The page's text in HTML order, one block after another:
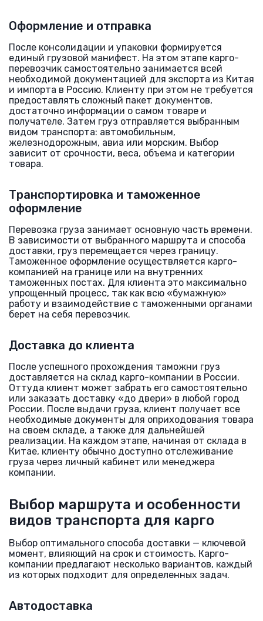
Оформление и отправка
После консолидации и упаковки формируется
единый грузовой манифест. На этом этапе карго-
перевозчик самостоятельно занимается всей
необходимой документацией для экспорта из Китая
и импорта в Россию. Клиенту при этом не требуется
предоставлять сложный пакет документов,
достаточно информации о самом товаре и
получателе. Затем груз отправляется выбранным
видом транспорта: автомобильным,
железнодорожным, авиа или морским. Выбор
зависит от срочности, веса, объема и категории
товара.
Транспортировка и таможенное
оформление
Перевозка груза занимает основную часть времени.
В зависимости от выбранного маршрута и способа
доставки, груз перемещается через границу.
Таможенное оформление осуществляется карго-
компанией на границе или на внутренних
таможенных постах. Для клиента это максимально
упрощенный процесс, так как всю «бумажную»
работу и взаимодействие с таможенными органами
берет на себя перевозчик.
Доставка до клиента
После успешного прохождения таможни груз
доставляется на склад карго-компании в России.
Оттуда клиент может забрать его самостоятельно
или заказать доставку «до двери» в любой город
России. После выдачи груза, клиент получает все
необходимые документы для оприходования товара
на своем складе, а также для дальнейшей
реализации. На каждом этапе, начиная от склада в
Китае, клиенту обычно доступно отслеживание
груза через личный кабинет или менеджера
компании.
Выбор маршрута и особенности
видов транспорта для карго
Выбор оптимального способа доставки — ключевой
момент, влияющий на срок и стоимость. Карго-
компании предлагают несколько вариантов, каждый
из которых подходит для определенных задач.
Автодоставка